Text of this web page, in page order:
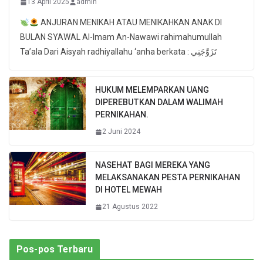
13 April 2025 admin
ANJURAN MENIKAH ATAU MENIKAHKAN ANAK DI
BULAN SYAWAL Al-Imam An-Nawawi rahimahumullah
Ta’ala Dari Aisyah radhiyallahu ‘anha berkata : تَزَوَّجَنِي
HUKUM MELEMPARKAN UANG
DIPEREBUTKAN DALAM WALIMAH
PERNIKAHAN.
2 Juni 2024
NASEHAT BAGI MEREKA YANG
MELAKSANAKAN PESTA PERNIKAHAN
DI HOTEL MEWAH
21 Agustus 2022
Pos-pos Terbaru